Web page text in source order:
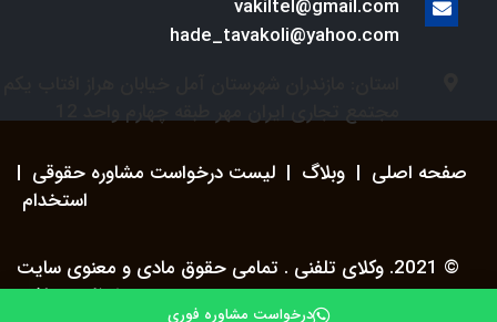
vakiltel@gmail.com
hade_tavakoli@yahoo.com
صفحه اصلی | وبلاگ | لیست درخواست مشاوره حقوقی |
استخدام
© 2021. وکلای تلفنی . تمامی حقوق مادی و معنوی سایت
محفوظ می باشد.
درخواست مشاوره فوری